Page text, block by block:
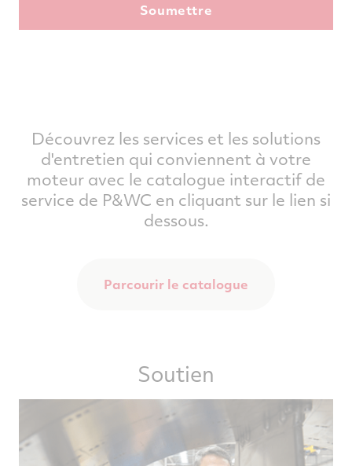
Découvrez les services et les solutions
d'entretien qui conviennent à votre
moteur avec le catalogue interactif de
service de P&WC en cliquant sur le lien si
dessous.
Parcourir le catalogue
Soutien